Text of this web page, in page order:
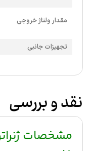
مقدار ولتاژ خروجی
تجهیزات جانبی
نقد و بررسی